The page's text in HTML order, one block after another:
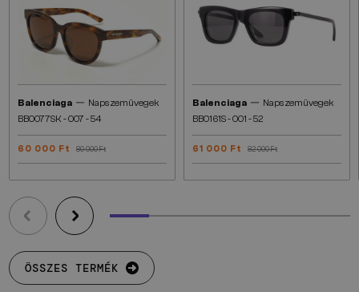
Balenciaga — Napszemüvegek
BB0077SK - 007 - 54
60 000 Ft 80 000 Ft
Balenciaga — Napszemüvegek
BB0161S - 001 - 52
61 000 Ft 82 000 Ft
ÖSSZES TERMÉK